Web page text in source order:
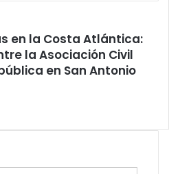
en la Costa Atlántica:
la Asociación Civil
en San Antonio